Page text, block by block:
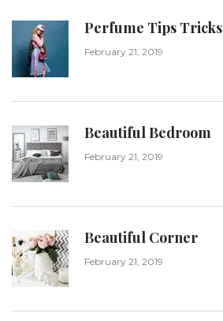
Perfume Tips Tricks
February 21, 2019
Beautiful Bedroom
February 21, 2019
Beautiful Corner
February 21, 2019